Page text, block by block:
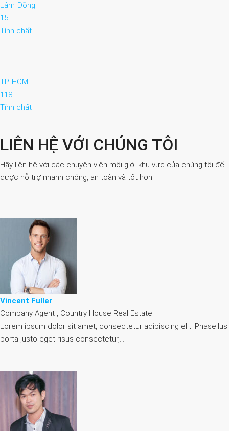
Lâm Đồng
15
Tính chất
TP. HCM
118
Tính chất
LIÊN HỆ VỚI CHÚNG TÔI
Hãy liên hệ với các chuyên viên môi giới khu vực của chúng tôi để
được hỗ trợ nhanh chóng, an toàn và tốt hơn.
Vincent Fuller
Company Agent , Country House Real Estate
Lorem ipsum dolor sit amet, consectetur adipiscing elit. Phasellus
porta justo eget risus consectetur,…